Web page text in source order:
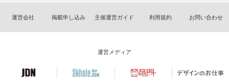
運営会社 掲載申し込み 主催運営ガイド 利用規約 お問い合わせ
運営メディア